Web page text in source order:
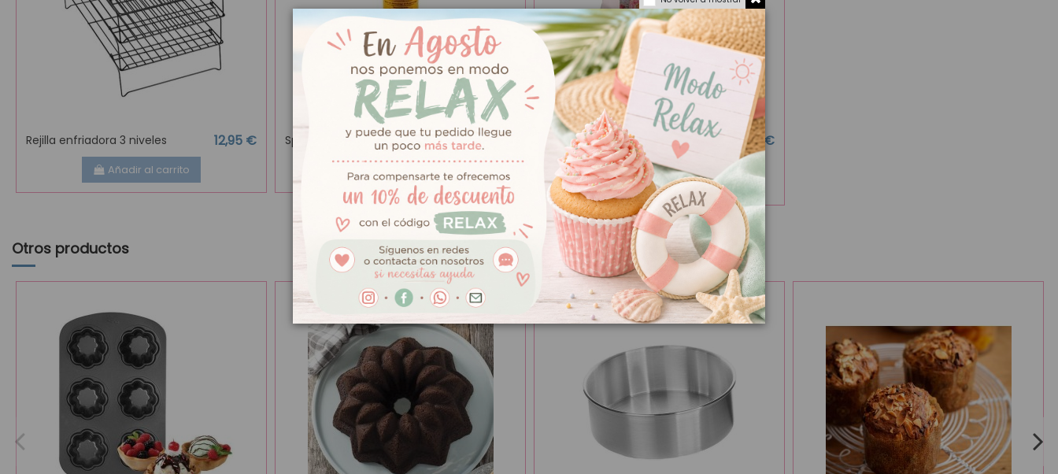
Rejilla enfriadora 3 niveles 12,95 €
Añadir al carrito
Spray antiadherente dubor 7,50 €
Añadir al carrito
Preparado para Bizcocho
FunCakes 1 kg
7,50 €
Añadir al carrito
Otros productos